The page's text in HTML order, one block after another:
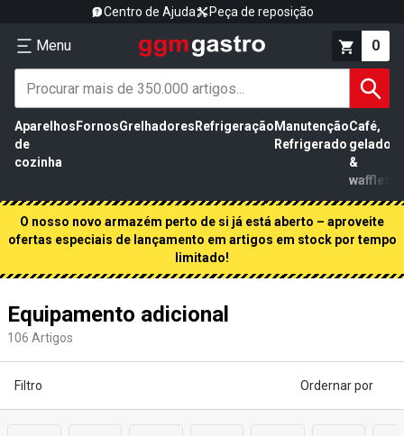
Centro de Ajuda Peça de reposição
Menu 0
Aparelhos
de
cozinha
FornosGrelhadores Refrigeração Manutenção
Refrigerado
Café,
gelados
&
waffles
O nosso novo armazém perto de si já está aberto – aproveite
ofertas especiais de lançamento em artigos em stock por tempo
limitado!
Equipamento adicional
106 Artigos
Filtro Ordernar por